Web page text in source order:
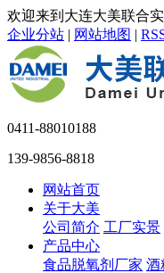
欢迎来到大连大美联合
企业分站 | 网站地图 |
0411-88010188
139-9856-8818
网站首页
关于大美
公司简介 工厂实景
产品中心
食品脱氧剂厂家 酒